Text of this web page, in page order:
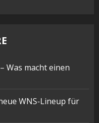
Was macht einen
WNS-Lineup für